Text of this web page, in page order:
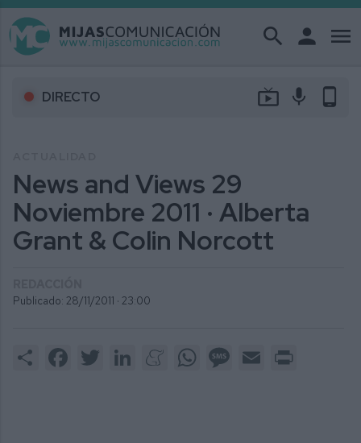
search person menu
DIRECTO live_tv mic phone_android
News and Views 29
Noviembre 2011 · Alberta
Grant & Colin Norcott
Publicado: 28/11/2011 · 23:00
Share FacebookTwitter LinkedInMeneameWhatsAppMessage
Email